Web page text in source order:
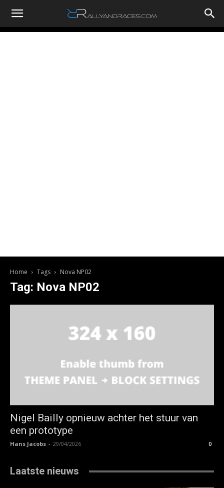
RallyandRaces.com
Home Tags Nova NP02
Tag: Nova NP02
Nigel Bailly opnieuw achter het stuur van
een prototype
Hans Jacobs - 29/04/2026 0
Laatste nieuws